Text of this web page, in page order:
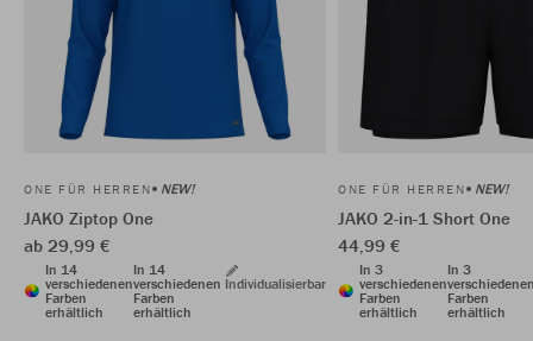
ONE FÜR HERREN NEW!
JAKO Ziptop One
ab 29,99 €
In 14
verschiedenen
Farben
erhältlich
In 14
verschiedenen
Farben
erhältlich
Individualisierbar
ONE FÜR HERREN NEW!
JAKO 2-in-1 Short One
44,99 €
In 3
verschiedenen
Farben
erhältlich
In 3
Farben
erhältlich